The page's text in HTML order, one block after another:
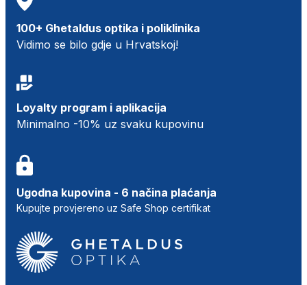
100+ Ghetaldus optika i poliklinika
Vidimo se bilo gdje u Hrvatskoj!
Loyalty program i aplikacija
Minimalno -10% uz svaku kupovinu
Ugodna kupovina - 6 načina plaćanja
Kupujte provjereno uz Safe Shop certifikat